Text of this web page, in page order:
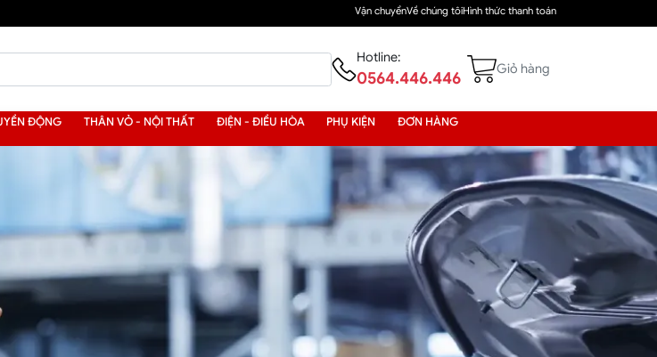
Vận chuyểnVề chúng tôiHình thức thanh toán
Hotline:
0564.446.446 Giỏ hàng
ĐỘNG THÂN VỎ - NỘI THẤT ĐIỆN - ĐIỀU HÒA PHỤ KIỆN ĐƠN HÀNG